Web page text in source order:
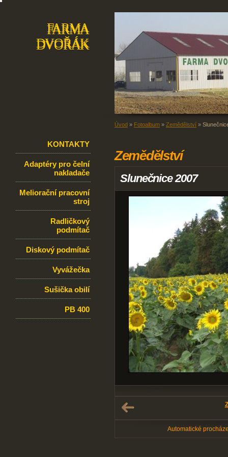
FARMA
DVOŘÁK
FARMA
DVOŘÁK
KONTAKTY
Adaptéry pro čelní
nakladače
Meliorační pracovní
stroj
Radličkový
podmítač
Diskový podmítač
Vyvážečka
Sušička obilí
PB 400
Úvod » Fotoalbum » Zemědělství »
Zemědělství
Slunečnice 2007
Automatické